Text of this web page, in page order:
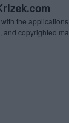
the
and copyrighted